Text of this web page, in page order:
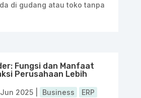
di gudang atau toko tanpa
Fungsi dan Manfaat
Perusahaan Lebih
2025| Business
ERP